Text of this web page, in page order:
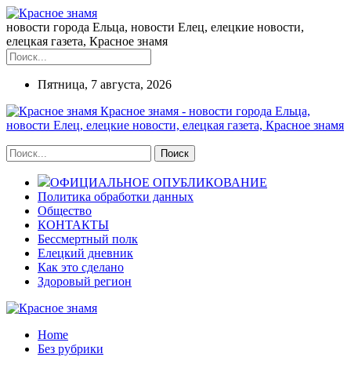
новости города Ельца, новости Елец, елецкие новости,
елецкая газета, Красное знамя
Пятница, 7 августа, 2026
Красное знамя - новости города Ельца,
новости Елец, елецкие новости, елецкая газета, Красное знамя
ОФИЦИАЛЬНОЕ ОПУБЛИКОВАНИЕ
Политика обработки данных
Общество
КОНТАКТЫ
Бессмертный полк
Елецкий дневник
Как это сделано
Здоровый регион
Home
Без рубрики